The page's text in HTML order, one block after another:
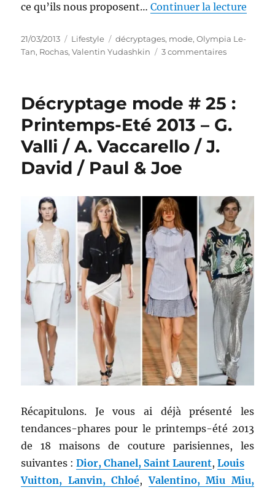
ce qu’ils nous proposent…Continuer la lecture
Publié
le
21/03/2013 Catégories
Lifestyle Étiquettes
décryptages, mode,Olympia Le-
Tan, Rochas,Valentin Yudashkin 3 commentairessur
26
Printemps-
V.
Yudashkin
/
O.
Le-
Tan
Décryptage mode # 25 :
Printemps-Eté 2013 – G.
Valli / A. Vaccarello / J.
David / Paul & Joe
Récapitulons. Je vous ai déjà présenté les
tendances-phares pour le printemps-été 2013
de 18 maisons de couture parisiennes, les
suivantes :Dior, Chanel, Saint Laurent,Louis
Vuitton, Lanvin, Chloé,Valentino, Miu Miu,